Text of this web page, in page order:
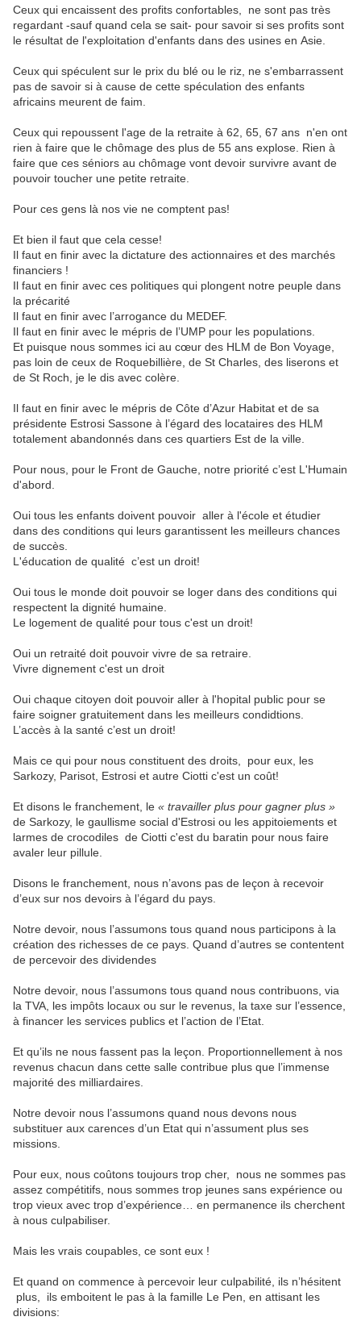
Ceux qui encaissent des profits confortables ne sont pas très
regardant -sauf quand cela se sait- pour savoir si ses profits sont
le résultat de l'exploitation d'enfants dans des usines en Asie.
Ceux qui spéculent sur le prix du blé ou le riz ne s'embarrassent
pas de savoir si à cause de cette spéculation des enfants
africains meurent de faim.
Ceux qui repoussent l'age de la retraite à 62, 65, 67 ans n'en ont
rien à faire que le chômage des plus de 55 ans explose . Rien à
faire que ces séniors au chômage vont devoir survivre avant de
pouvoir toucher une petite retraite.
Pour ces gens là nos vie ne comptent pas!
Et bien il faut que cela cesse!
Il faut en finir avec la dictature des actionnaires et des marchés
financiers !
Il faut en finir avec ces politiques qui plongent notre peuple dans
la précarité
Il faut en finir avec l’arrogance du MEDEF.
Il faut en finir avec le mépris de l’UMP pour les populations.
Et puisque nous sommes ici au cœur des HLM de Bon Voyage,
pas loin de ceux de Roquebillière, de St Charles, des liserons et
de St Roch, je le dis avec colère.
Il faut en finir avec le mépris de Côte d’Azur Habitat et de sa
présidente Estrosi Sassone à l’égard des locataires des HLM
totalement abandonnés dans ces quartiers Est de la ville.
Pour nous, pour le Front de Gauche, notre priorité c’est L'Humain
d'abord
Oui tous les enfants doivent pouvoir aller à l'école et étudier
dans des conditions qui leurs garantissent les meilleurs chances
de succès.
L'éducation de qualité c’est un droit!
Oui tous le monde doit pouvoir se loger dans des conditions qui
respectent la dignité humaine.
Le logement de qualité pour tous c'est un droit!
Oui un retraité doit pouvoir vivre de sa retraire.
Vivre dignement c'est un droit
Oui chaque citoyen doit pouvoir aller à l'hopital public pour se
faire soigner gratuitement dans les meilleurs condidtions.
L’accès à la santé c’est un droit!
Mais ce qui pour nous constituent des droits, pour eux, les
Sarkozy, Parisot, Estrosi et autre Ciotti c'est un coût!
Et disons le franchement, le « travailler plus pour gagner plus »
de Sarkozy, le gaullisme social d'Estrosi ou les appitoiements et
larmes de crocodiles de Ciotti c'est du baratin pour nous faire
avaler leur pillule
Disons le franchement, nous n’avons pas de leçon à recevoir
d’eux sur nos devoirs à l’égard du pays.
Notre devoir, nous l’assumons tous quand nous participons à la
création des richesses de ce pays. Quand d’autres se contentent
de percevoir des dividendes
Notre devoir, nous l’assumons tous quand nous contribuons, via
la TVA, les impôts locaux ou sur le revenus, la taxe sur l’essence,
à financer les services publics et l’action de l’Etat.
Et qu’ils ne nous fassent pas la leçon. Proportionnellement à nos
revenus chacun dans cette salle contribue plus que l’immense
majorité des milliardaires.
Notre devoir nous l’assumons quand nous devons nous
substituer aux carences d’un Etat qui n’assument plus ses
missions.
Pour eux, nous coûtons toujours trop cher,
nous ne sommes pas
assez compétitifs, nous sommes trop jeunes sans expérience ou
trop vieux avec trop d’expérience… en permanence ils cherchent
à nous culpabiliser.
Mais les vrais coupables, ce sont eux !
Et quand on commence à percevoir leur culpabilité, ils n’hésitent
plus,
ils emboitent le pas à la famille Le Pen, en attisant les
divisions: